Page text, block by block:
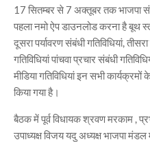
17 सितम्बर से 7 अक्तूबर तक भाजपा
पहला नमो ऐप डाउनलोड करना है बूथ
दूसरा पर्यावरण संबंधी गतिविधियां,
गतिविधियां पांचवा प्रचार संबंधी
मीडिया गतिविधियां इन सभी
किया गया है।
बैठक में पूर्व विधायक श्रवण मरकाम ,
उपाध्यक्ष विजय यदु अध्यक्ष भाजपा